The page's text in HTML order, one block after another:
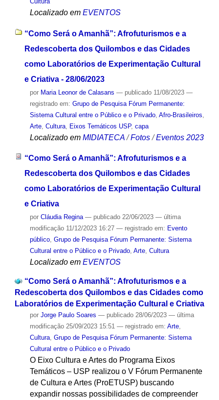
Localizado em EVENTOS
“Como Será o Amanhã”: Afrofuturismos e a
Redescoberta dos Quilombos e das Cidades
como Laboratórios de Experimentação Cultural
e Criativa - 28/06/2023
por Maria Leonor de Calasans — publicado11/08/2023 —
registrado em: Grupo de Pesquisa Fórum Permanente:
Sistema Cultural entre o Público e o Privado, Afro-Brasileiros
Arte, Cultura, Eixos Temáticos USP, capa
Localizado em MIDIATECA /Fotos /Eventos 2023
“Como Será o Amanhã”: Afrofuturismos e a
Redescoberta dos Quilombos e das Cidades
como Laboratórios de Experimentação Cultural
e Criativa
por Cláudia Regina — publicado22/06/2023 — última
modificação11/12/2023 16:27 — registrado em: Evento
público, Grupo de Pesquisa Fórum Permanente: Sistema
Cultural entre o Público e o Privado, Arte, Cultura
Localizado em EVENTOS
“Como Será o Amanhã”: Afrofuturismos e a
Redescoberta dos Quilombos e das Cidades como
Laboratórios de Experimentação Cultural e Criativa
por Jorge Paulo Soares — publicado28/06/2023 — última
modificação25/09/2023 15:51 — registrado em: Arte,
Cultura, Grupo de Pesquisa Fórum Permanente: Sistema
Cultural entre o Público e o Privado
O Eixo Cultura e Artes do Programa Eixos
Temáticos – USP realizou o V Fórum Permanente
de Cultura e Artes (ProETUSP) buscando
expandir nossas possibilidades de compreender